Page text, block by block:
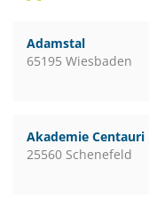
Adamstal
65195 Wiesbaden
Akademie Centauri
25560 Schenefeld